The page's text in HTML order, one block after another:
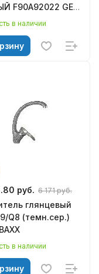
F90A92022 GEM
в наличии
руб. 6 171 руб.
глянцевый
Q8 (темн.сер.)
в наличии